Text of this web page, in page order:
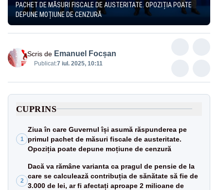
PACHET DE MĂSURI FISCALE DE AUSTERITATE. OPOZIȚIA POATE
DEPUNE MOȚIUNE DE CENZURĂ
Scris de Emanuel Focșan
Publicat:7 iul. 2025, 10:11
CUPRINS
1
Ziua în care Guvernul își asumă răspunderea pe
primul pachet de măsuri fiscale de austeritate.
Opoziția poate depune moțiune de cenzură
2
Dacă va rămâne varianta ca pragul de pensie de la
care se calculează contribuția de sănătate să fie de
3.000 de lei, ar fi afectați aproape 2 milioane de